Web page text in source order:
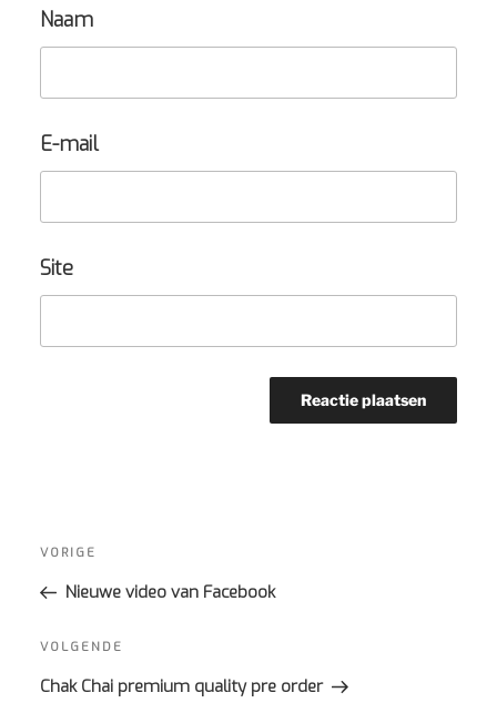
Naam
E-mail
Site
navigatie
Vorig
bericht
VORIGE
Nieuwe video van Facebook
Volgend
bericht
VOLGENDE
Chak Chai premium quality pre order